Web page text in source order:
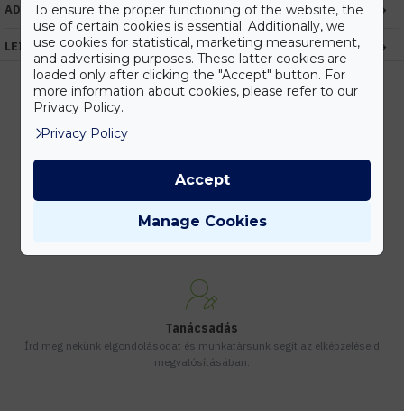
ADATOK
LEÍRÁS
Gyors kiszállítás
Tanácsadás
Írd meg nekünk elgondolásodat és munkatársunk segít az elképzeléseid
megvalósításában.
To ensure the proper functioning of the website, the
use of certain cookies is essential. Additionally, we
use cookies for statistical, marketing measurement,
and advertising purposes. These latter cookies are
loaded only after clicking the "Accept" button. For
more information about cookies, please refer to our
Privacy Policy.
Privacy Policy
Manage Cookies
Accept